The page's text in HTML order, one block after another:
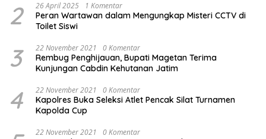
2 26 April 2025 1 Komentar
Peran Wartawan dalam Mengungkap Misteri CCTV di
Toilet Siswi
3 22 November 2021 0 Komentar
Rembug Penghijauan, Bupati Magetan Terima
Kunjungan Cabdin Kehutanan Jatim
4 22 November 2021 0 Komentar
Kapolres Buka Seleksi Atlet Pencak Silat Turnamen
Kapolda Cup
22 November 2021 0 Komentar